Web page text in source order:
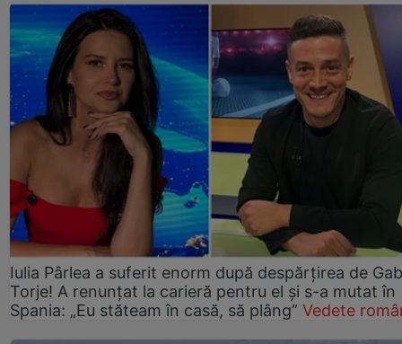
Iulia Pârlea a suferit enorm după despărțirea de
Torje! A renunțat la carieră pentru el și s-a mutat în
Spania: „Eu stăteam în casă, să plâng” Vedete